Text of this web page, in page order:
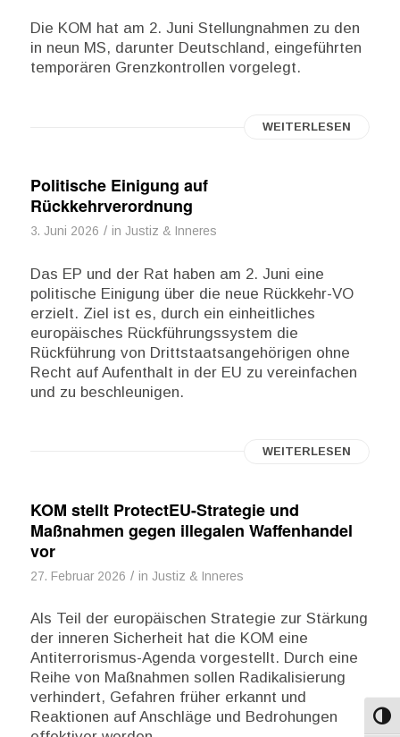
Die KOM hat am 2. Juni Stellungnahmen zu den
in neun MS, darunter Deutschland, eingeführten
temporären Grenzkontrollen vorgelegt.
WEITERLESEN
Politische Einigung auf
Rückkehrverordnung
3. Juni 2026 / in Justiz & Inneres
Das EP und der Rat haben am 2. Juni eine
politische Einigung über die neue Rückkehr-VO
erzielt. Ziel ist es, durch ein einheitliches
europäisches Rückführungssystem die
Rückführung von Drittstaatsangehörigen ohne
Recht auf Aufenthalt in der EU zu vereinfachen
und zu beschleunigen.
WEITERLESEN
KOM stellt ProtectEU-Strategie und
Maßnahmen gegen illegalen Waffenhandel
vor
27. Februar 2026 / in Justiz & Inneres
Als Teil der europäischen Strategie zur Stärkung
der inneren Sicherheit hat die KOM eine
Antiterrorismus-Agenda vorgestellt. Durch eine
Reihe von Maßnahmen sollen Radikalisierung
verhindert, Gefahren früher erkannt und
Reaktionen auf Anschläge und Bedrohungen